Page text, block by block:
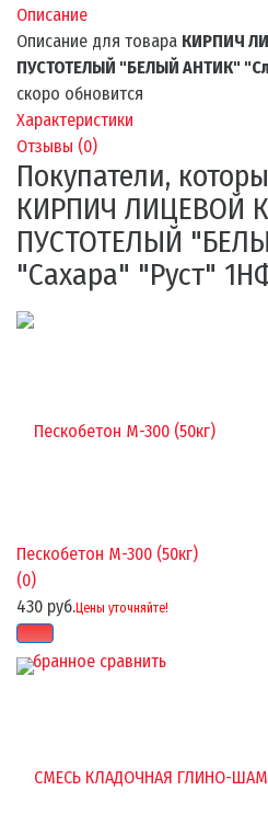
Описание
Описание для товара КИРПИЧ
ПУСТОТЕЛЫЙ "БЕЛЫЙ АНТИК"
скоро обновится
Характеристики
Отзывы (0)
Покупатели,
КИРПИЧ ЛИЦЕВОЙ
ПУСТОТЕЛЫЙ
"Сахара" "Руст"
избранное сравнить
Пескобетон М-300 (50кг)
(0)
430 руб.Цены уточняйте!